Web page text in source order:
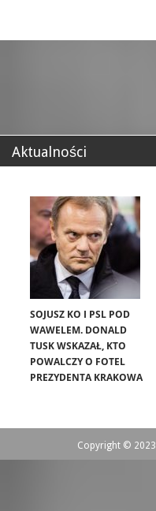
Aktualności
SOJUSZ KO I PSL POD
WAWELEM. DONALD
TUSK WSKAZAŁ, KTO
POWALCZY O FOTEL
PREZYDENTA KRAKOWA
Copyright © 2023